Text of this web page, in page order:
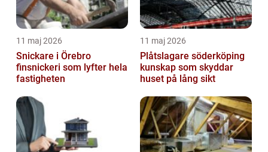
11 maj 2026
Snickare i Örebro
finsnickeri som lyfter hela
fastigheten
11 maj 2026
Plåtslagare söderköping
kunskap som skyddar
huset på lång sikt